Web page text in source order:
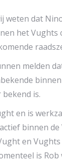
weten dat
het Vughts
melden
is.
en is
binnen
en
is